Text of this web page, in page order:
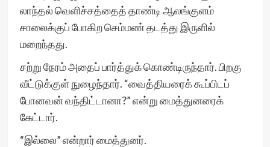
லாந்தல் வெளிச்சத்தைத் தாண்டி ஆலங்குளம்
சாலைக்குப் போகிற செம்மண் தடத்து இருளில்
மறைந்தது.
சற்று நேரம் அதைப் பார்த்துக் கொண்டிருந்தார். பிறகு
வீட்டுக்குள் நுழைந்தார். “வைத்தியரைக் கூப்பிடப்
போனவன் வந்திட்டானா?” என்று மைத்துனரைக்
கேட்டார்.
“இல்லை” என்றார் மைத்துனர்.